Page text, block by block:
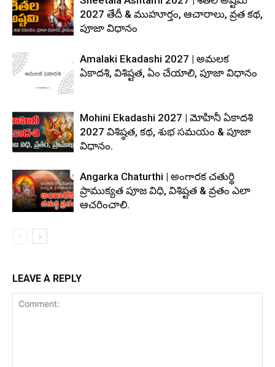
2027 తేదీ & ముహూర్తం, ఆచారాలు, వ్రత కథ,
పూజా విధానం
Amalaki Ekadashi 2027 | అమలక
ఏకాదశి, విశిష్టత, ఏం చేయాలి, పూజా విధానం
Mohini Ekadashi 2027 | మోహినీ ఏకాదశి
2027 విశిష్ఠత, కథ, శుభ సమయం & పూజా
విధానం.
Angarka Chaturthi | అంగారక చతుర్థి
ప్రాముక్యత పూజ విధి, విశిష్టత & వ్రతం ఎలా
ఆచరించాలి.
LEAVE A REPLY